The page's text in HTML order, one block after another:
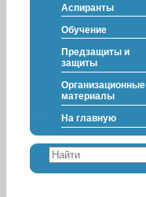
Аспиранты
Обучение
Предзащиты и
защиты
Организационные
материалы
На главную